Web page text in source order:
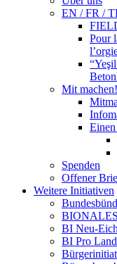
EN / FR /
Pour
Mit machen!
Spenden
Offener
Weitere Initiativen
BIONALES
BI Neu-
BI Pro